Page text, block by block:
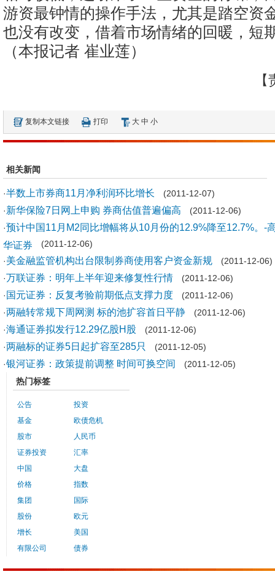
游资最钟情的操作手法，尤其是踏空资
也没有改变，借着市场情绪的回暖，短
（本报记者 崔业莲）
复制本文链接 打印 大 中 小
相关新闻
·半数上市券商11月净利润环比增长 (2011-12-07)
· 新华保险7日网上申购 券商估值普遍偏高 (2011-12-06)
·预计中国11月M2同比增幅将从10月份的12.9%降至12.7%。-
华证券 (2011-12-06)
· 美金融监管机构出台限制券商使用客户资金新规 (2011-12-06)
·万联证券：明年上半年迎来修复性行情 (2011-12-06)
· 国元证券：反复考验前期低点支撑力度 (2011-12-06)
·两融转常规下周网测 标的池扩容首日平静 (2011-12-06)
·海通证券拟发行12.29亿股H股 (2011-12-06)
·两融标的证券5日起扩容至285只
(2011-12-05)
·银河证券：政策提前调整 时间可换空间 (2011-12-05)
热门标签
公告
基金
股市
证券投资
中国
价格
集团
股份
增长
有限公司
投资
欧债危机
人民币
汇率
大盘
指数
国际
欧元
美国
债券